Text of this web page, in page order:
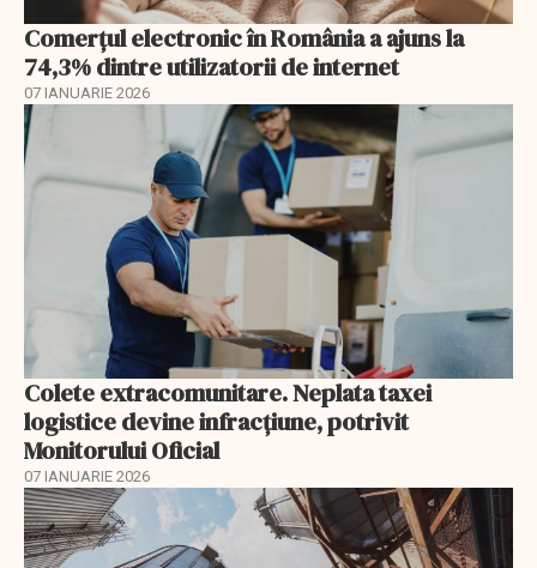
Comerțul electronic în România a ajuns la
74,3% dintre utilizatorii de internet
07 IANUARIE 2026
Colete extracomunitare. Neplata taxei
logistice devine infracțiune, potrivit
Monitorului Oficial
07 IANUARIE 2026